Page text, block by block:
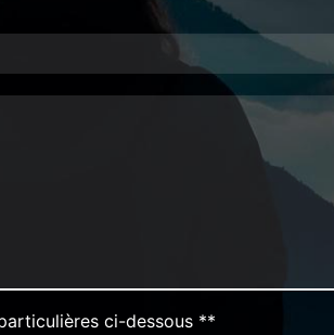
ci-dessous **